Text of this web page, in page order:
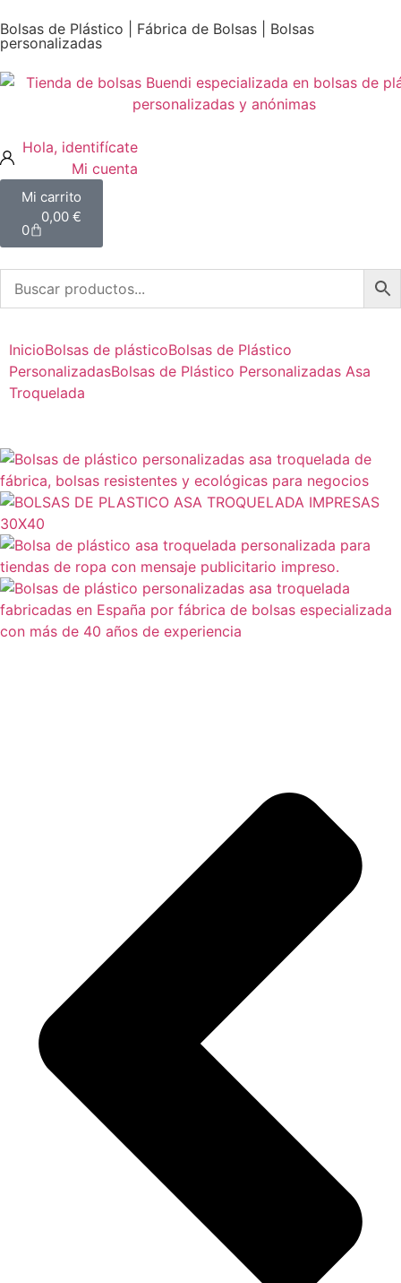
Bolsas de Plástico | Fábrica de Bolsas | Bolsas
personalizadas
Mi cuenta
0,00 €
0
InicioBolsas de plásticoBolsas de Plástico
PersonalizadasBolsas de Plástico Personalizadas Asa
Troquelada